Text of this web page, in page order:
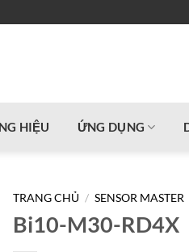
HIỆU ỨNG DỤNG
TRANG CHỦ / SENSOR MASTER
Bi10-M30-RD4X